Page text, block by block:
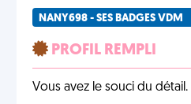
NANY698 - SES BADGES VDM
PROFIL REMPLI
Vous avez le souci du